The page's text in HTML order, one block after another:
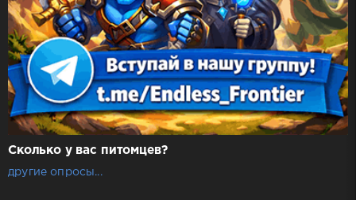
Сколько у вас питомцев?
другие опросы...